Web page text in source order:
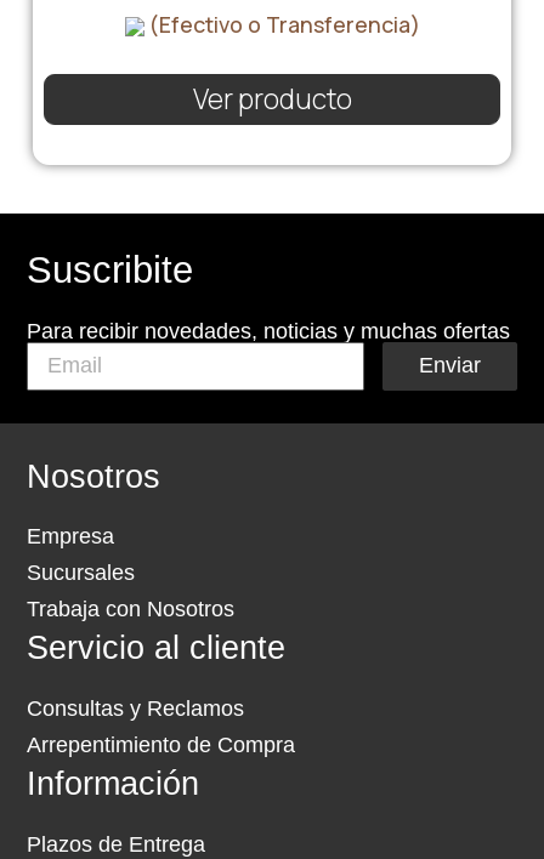
(Efectivo o Transferencia)
Ver producto
Suscribite
Para recibir novedades, noticias y muchas ofertas
Enviar
Nosotros
Empresa
Sucursales
Trabaja con Nosotros
Servicio al cliente
Consultas y Reclamos
Arrepentimiento de Compra
Información
Plazos de Entrega